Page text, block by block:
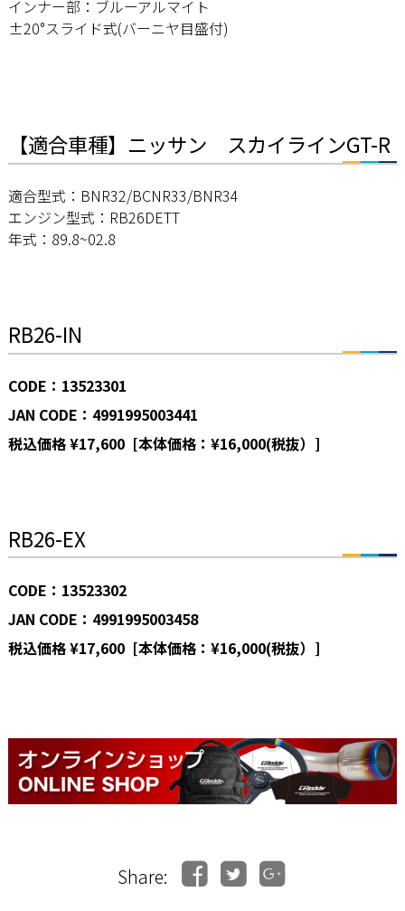
インナー部：ブルーアルマイト
±20°スライド式(バーニヤ目盛付)
【適合車種】ニッサン スカイラインGT-R
適合型式：BNR32/BCNR33/BNR34
エンジン型式：RB26DETT
年式：89.8~02.8
RB26-IN
CODE：13523301
JAN CODE：4991995003441
税込価格 ¥17,600 [本体価格：¥16,000(税抜）]
RB26-EX
CODE：13523302
JAN CODE：4991995003458
税込価格 ¥17,600 [本体価格：¥16,000(税抜）]
Share: